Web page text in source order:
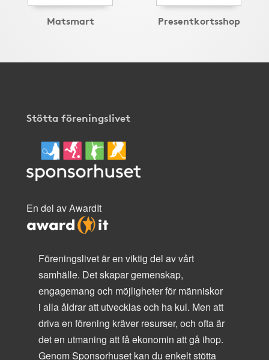
Matsmart Presentkortsshop
Stötta föreningslivet
En del av AwardIt
Föreningslivet är en viktig del av vårt
samhälle. Det skapar gemenskap,
engagemang och möjligheter för människor
i alla åldrar att utvecklas och ha kul. Men att
driva en förening kräver resurser, och ofta är
det en utmaning att få ekonomin att gå ihop.
Genom Sponsorhuset kan du enkelt stötta